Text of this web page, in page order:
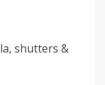
shutters &